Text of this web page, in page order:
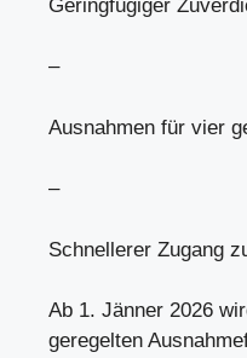
Geringfügiger
–
Ausnahmen für vier
–
Schnellerer Zugang
Ab 1. Jänner 2026
geregelten